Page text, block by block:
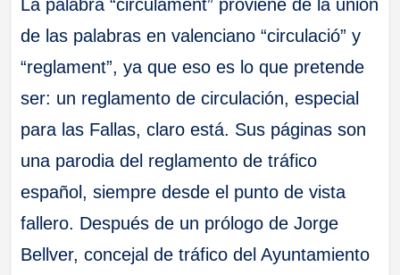
La palabra “circulament” proviene de la unión
de las palabras en valenciano “circulació” y
“reglament”, ya que eso es lo que pretende
ser: un reglamento de circulación, especial
para las Fallas, claro está. Sus páginas son
una parodia del reglamento de tráfico
español, siempre desde el punto de vista
fallero. Después de un prólogo de Jorge
Bellver, concejal de tráfico del Ayuntamiento